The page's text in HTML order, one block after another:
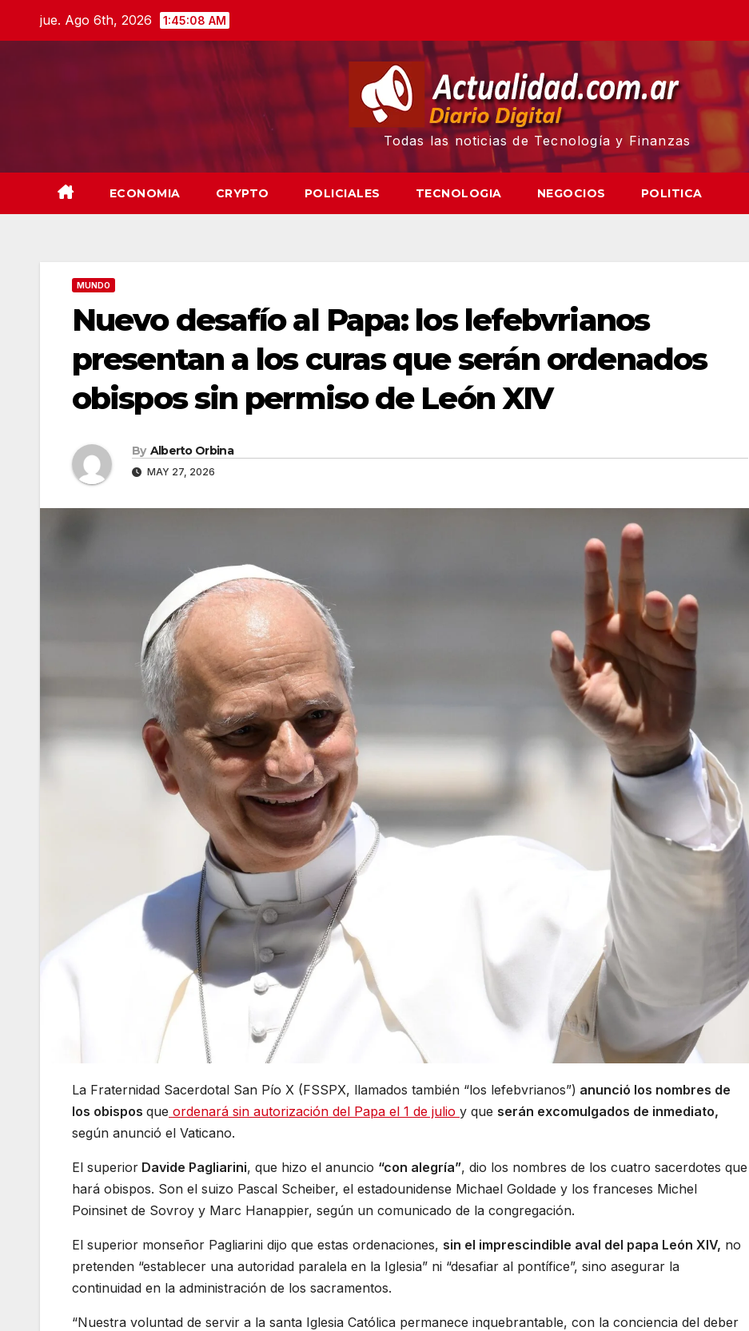
jue. Ago 6th, 2026 1:45:10 AM
Todas las noticias de Tecnología y Finanzas
ECONOMIA CRYPTO POLICIALES TECNOLOGIA NEGOCIOS POLITICA
MUNDO
Nuevo desafío al Papa: los lefebvrianos
presentan a los curas que serán ordenados
obispos sin permiso de León XIV
By Alberto Orbina
MAY 27, 2026
La Fraternidad Sacerdotal San Pío X (FSSPX, llamados también “los lefebvrianos”) anunció los nombres de
los obispos que ordenará sin autorización del Papa el 1 de julio y que serán excomulgados de inmediato,
según anunció el Vaticano.
El superior Davide Pagliarini, que hizo el anuncio “con alegría”, dio los nombres de los cuatro sacerdotes que
hará obispos. Son el suizo Pascal Scheiber, el estadounidense Michael Goldade y los franceses Michel
Poinsinet de Sovroy y Marc Hanappier, según un comunicado de la congregación.
El superior monseñor Pagliarini dijo que estas ordenaciones, sin el imprescindible aval del papa León XIV, no
pretenden “establecer una autoridad paralela en la Iglesia” ni “desafiar al pontífice”, sino asegurar la
continuidad en la administración de los sacramentos.
“Nuestra voluntad de servir a la santa Iglesia Católica permanece inquebrantable, con la conciencia del deber